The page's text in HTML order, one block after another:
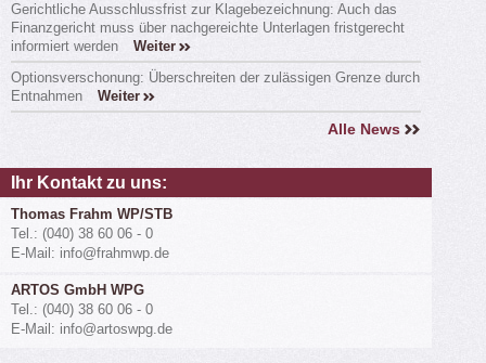
Gerichtliche Ausschlussfrist zur Klagebezeichnung: Auch das
Finanzgericht muss über nachgereichte Unterlagen fristgerecht
informiert werden
Weiter
Optionsverschonung: Überschreiten der zulässigen Grenze durch
Entnahmen
Weiter
Alle News
Ihr Kontakt zu uns:
Thomas Frahm WP/STB
Tel.: (040) 38 60 06 - 0
E-Mail: info@frahmwp.de
ARTOS GmbH WPG
Tel.: (040) 38 60 06 - 0
E-Mail: info@artoswpg.de